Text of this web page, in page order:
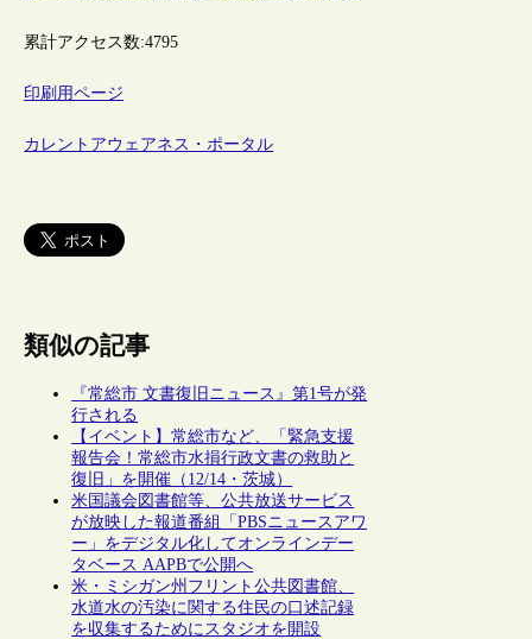
累計アクセス数:4795
印刷用ページ
カレントアウェアネス・ポータル
類似の記事
『常総市 文書復旧ニュース』第1号が発
行される
【イベント】常総市など、「緊急支援
報告会！常総市水損行政文書の救助と
復旧」を開催（12/14・茨城）
米国議会図書館等、公共放送サービス
が放映した報道番組「PBSニュースアワ
ー」をデジタル化してオンラインデー
タベース AAPBで公開へ
米・ミシガン州フリント公共図書館、
水道水の汚染に関する住民の口述記録
を収集するためにスタジオを開設